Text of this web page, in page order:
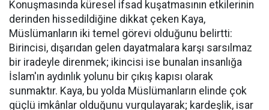
Konuşmasında küresel ifsad kuşatmasının etkilerinin
derinden hissedildiğine dikkat çeken Kaya,
Müslümanların iki temel görevi olduğunu belirtti:
Birincisi, dışarıdan gelen dayatmalara karşı sarsılmaz
bir iradeyle direnmek; ikincisi ise bunalan insanlığa
İslam'ın aydınlık yolunu bir çıkış kapısı olarak
sunmaktır. Kaya, bu yolda Müslümanların elinde çok
güçlü imkânlar olduğunu vurgulayarak; kardeşlik, isar